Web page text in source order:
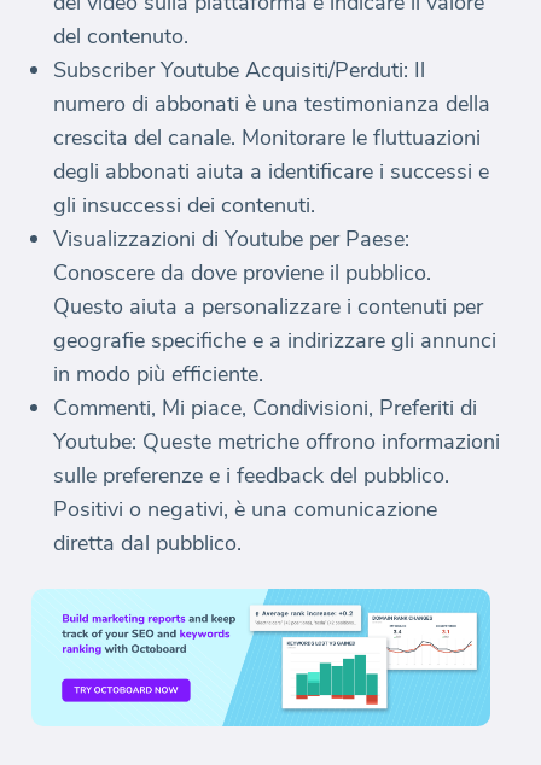
del contenuto.
Subscriber Youtube Acquisiti/Perduti: Il
numero di abbonati è una testimonianza della
crescita del canale. Monitorare le fluttuazioni
degli abbonati aiuta a identificare i successi e
gli insuccessi dei contenuti.
Visualizzazioni di Youtube per Paese:
Conoscere da dove proviene il pubblico.
Questo aiuta a personalizzare i contenuti per
geografie specifiche e a indirizzare gli annunci
in modo più efficiente.
Commenti, Mi piace, Condivisioni, Preferiti di
Youtube: Queste metriche offrono informazioni
sulle preferenze e i feedback del pubblico.
Positivi o negativi, è una comunicazione
diretta dal pubblico.